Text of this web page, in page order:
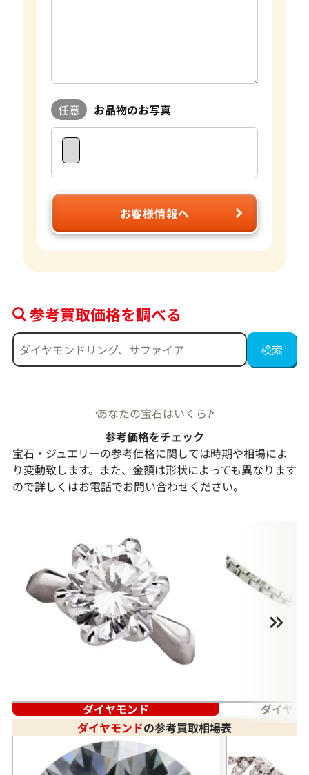
任意 お品物のお写真
お客様情報へ
参考買取価格を調べる
あなたの宝石はいくら?
参考価格をチェック
宝石・ジュエリーの参考価格に関しては時期や相場によ
り変動致します。また、金額は形状によっても異なります
ので詳しくはお電話でお問い合わせください。
ダイヤモンド
ダイヤモ
ダイヤモンドの参考買取相場表